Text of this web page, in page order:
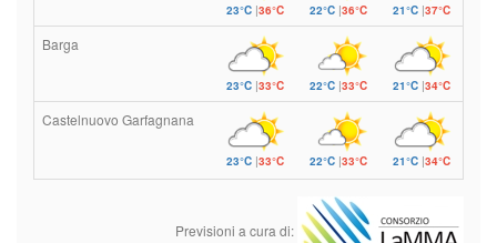
23°C|36°C 22°C|36°C 21°C |37°C
Barga
23°C|33°C 22°C|33°C 21°C |34°C
Castelnuovo Garfagnana
23°C|33°C 22°C|33°C 21°C |34°C
Previsioni a cura di: